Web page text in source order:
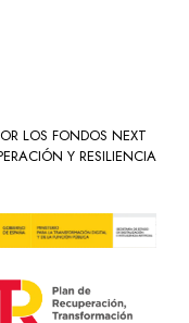
LOS FONDOS NEXT
Y RESILIENCIA